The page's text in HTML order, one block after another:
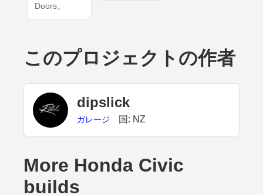
Doors。
このプロジェクトの作者
dipslick
ガレージ 国: NZ
More Honda Civic
builds